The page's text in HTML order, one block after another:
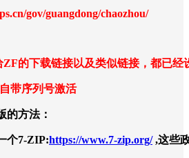
gov/guangdong/chaozhou/
ZF的下载链接以及类似链接，都已
带序列号激活
的方法：
个7-ZIP:https://www.7-zip.org/,这些